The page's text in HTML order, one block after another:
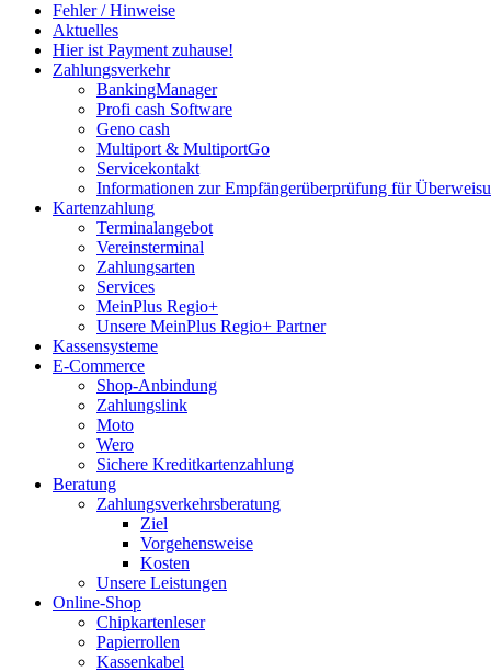
Fehler / Hinweise
Aktuelles
Hier ist Payment zuhause!
Zahlungsverkehr
BankingManager
Profi cash Software
Geno cash
Multiport & MultiportGo
Servicekontakt
Informationen zur Empfängerüberprüfung für
Kartenzahlung
Terminalangebot
Vereinsterminal
Zahlungsarten
Services
MeinPlus Regio+
Unsere MeinPlus Regio+ Partner
Kassensysteme
E-Commerce
Shop-Anbindung
Zahlungslink
Moto
Wero
Sichere Kreditkartenzahlung
Beratung
Zahlungsverkehrsberatung
Ziel
Vorgehensweise
Kosten
Unsere Leistungen
Online-Shop
Chipkartenleser
Papierrollen
Kassenkabel